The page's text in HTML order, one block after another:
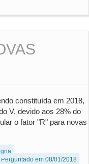
constituída em 2018,
V, devido aos 28% do
o fator "R" para novas
Perguntado em 08/01/2018